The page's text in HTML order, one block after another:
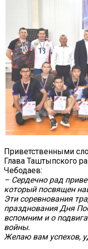
Приветственными
Глава Таштыпского
Чебодаев:
– Сердечно рад
который посвящен
Эти соревнования
празднования Дня
вспомним и о
войны.
Желаю вам успехов,